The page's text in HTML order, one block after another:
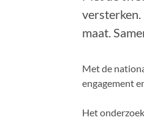
maat.
Met de
engagement
Het